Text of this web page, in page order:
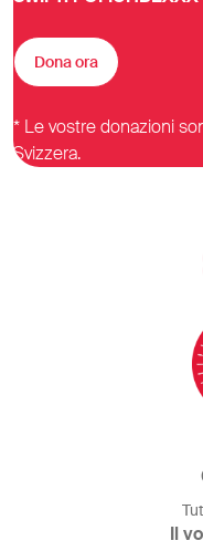
Dona ora
* Le vostre donazioni
Svizzera.
Il